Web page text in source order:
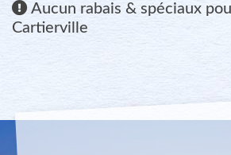
Aucun rabais & spéciaux
Cartierville